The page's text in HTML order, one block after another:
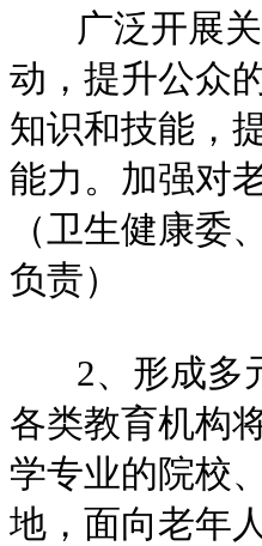
广泛开展关
动，提升公众
知识和技能，
能力。加强对
（卫生健康委
负责）
2、形成多元
各类教育机构
学专业的院校
地，面向老年